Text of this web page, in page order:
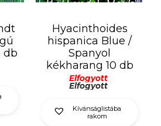
db
Hyacinthoides
hispanica Blue /
Spanyol
kékharang 10 db
Elfogyott
Elfogyott
Kívánságlistába
rakom